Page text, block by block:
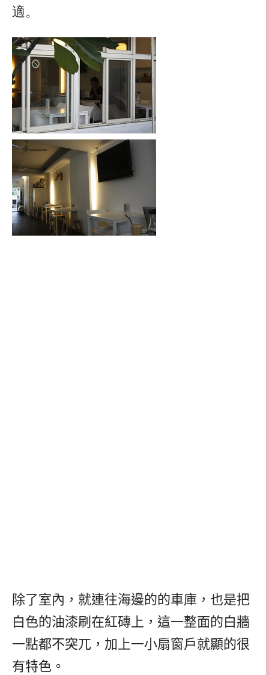
適。
除了室內，就連往海邊的的車庫，也是把
白色的油漆刷在紅磚上，這一整面的白牆
一點都不突兀，加上一小扇窗戶就顯的很
有特色。